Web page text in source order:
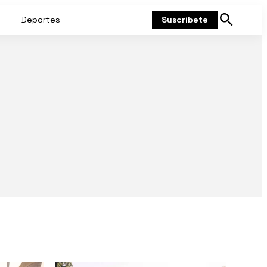
Deportes Suscríbete
Mostrar